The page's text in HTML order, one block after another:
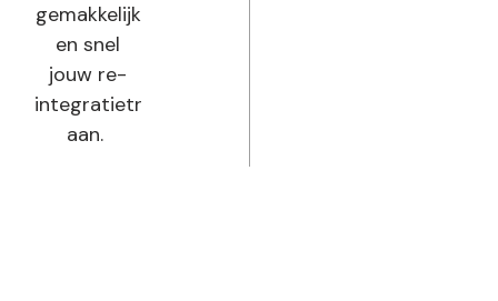
gemakkelijk
en snel
jouw re-
integratietraject
aan.